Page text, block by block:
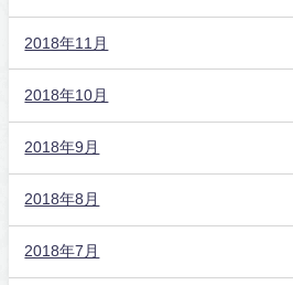
2018年11月
2018年10月
2018年9月
2018年8月
2018年7月